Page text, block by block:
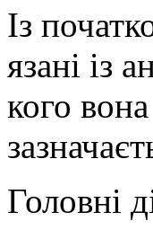
Із
язані із
кого
Головні